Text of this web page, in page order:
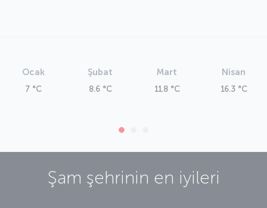
Ocak
7 °C
Şubat
8.6 °C
Mart
11.8 °C
Nisan
16.3 °C
Şam şehrinin en iyileri